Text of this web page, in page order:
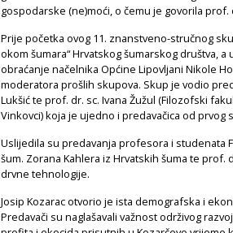
gospodarske (ne)moći, o čemu je govorila prof.
Prije početka ovog 11. znanstveno-stručnog
okom šumara“ Hrvatskog šumarskog društva,
obraćanje načelnika Općine Lipovljani Nikole
moderatora prošlih skupova. Skup je vodio
Lukšić te prof. dr. sc. Ivana Žužul (Filozofski
Vinkovci) koja je ujedno i predavačica od prvog
Uslijedila su predavanja profesora i studenata
šum. Zorana Kahlera iz Hrvatskih šuma te prof.
drvne tehnologije.
Josip Kozarac otvorio je ista demografska i
Predavači su naglašavali važnost održivog